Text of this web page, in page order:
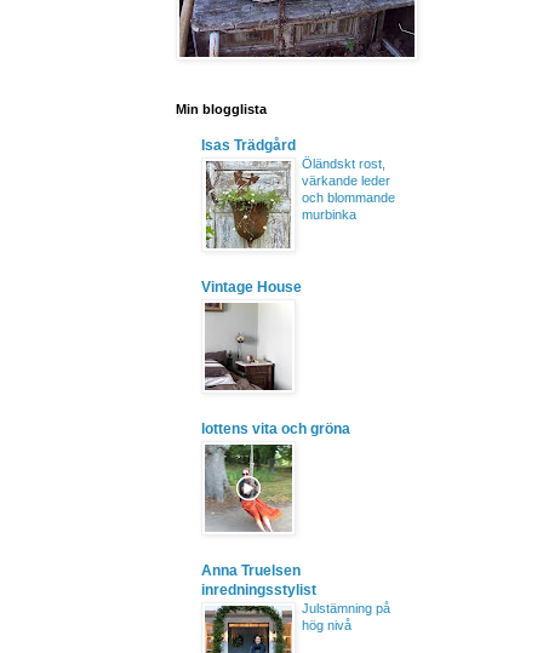
Min blogglista
Isas Trädgård
Öländskt rost,
värkande leder
och blommande
murbinka
Vintage House
lottens vita och gröna
Anna Truelsen
inredningsstylist
Julstämning på
hög nivå